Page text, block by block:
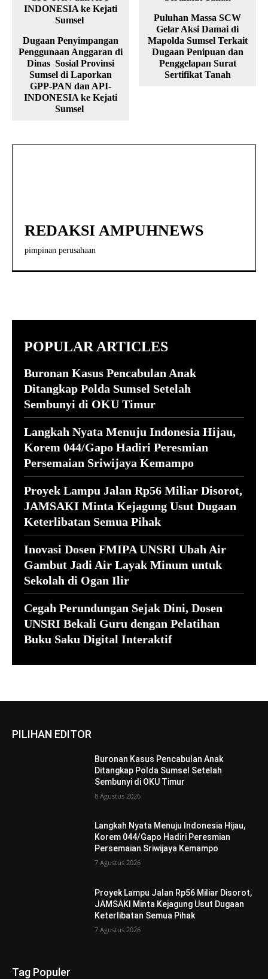
Dugaan Penyimpangan
Penggunaan Anggaran di
Dinas Sosial Provinsi
Sumsel di Laporkan
GPP-PAN dan API-
INDONESIA ke Kejati
Sumsel
Puluhan Massa SCW
Gelar Aksi Damai di
Mapolda Sumsel Terkait
Dugaan Penipuan dan
Penggelapan Surat
Sertifikat Tanah
REDAKSI AMPUHNEWS
pimpinan perusahaan
POPULAR ARTICLES
Buronan Kasus Pencabulan Anak
Ditangkap Polda Sumsel Setelah
Sembunyi di OKU Timur
Langkah Nyata Menuju Indonesia Hijau,
Korem 044/Gapo Hadiri Peresmian
Persemaian Sriwijaya Kemampo
Proyek Lampu Jalan Rp56 Miliar Disorot,
JAMSAKI Minta Kejagung Usut Dugaan
Keterlibatan Semua Pihak
Inovasi Dosen FMIPA UNSRI Ubah Air
Gambut Jadi Air Layak Minum untuk
Sekolah di Ogan Ilir
Cegah Perundungan Sejak Dini, Dosen
UNSRI Bekali Guru dengan Pelatihan
Buku Saku Digital Interaktif
PILIHAN EDITOR
Buronan Kasus Pencabulan Anak
Ditangkap Polda Sumsel Setelah
Sembunyi di OKU Timur
8 Agustus 2026
Langkah Nyata Menuju Indonesia Hijau,
Korem 044/Gapo Hadiri Peresmian
Persemaian Sriwijaya Kemampo
7 Agustus 2026
Proyek Lampu Jalan Rp56 Miliar Disorot,
JAMSAKI Minta Kejagung Usut Dugaan
Keterlibatan Semua Pihak
7 Agustus 2026
Tag Populer